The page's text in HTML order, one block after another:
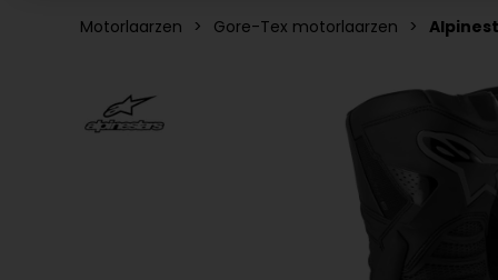
Motorlaarzen Gore-Tex motorlaarzen